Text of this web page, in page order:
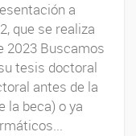
a
que se realiza
2023 Buscamos
tesis doctoral
antes de la
la beca) o ya